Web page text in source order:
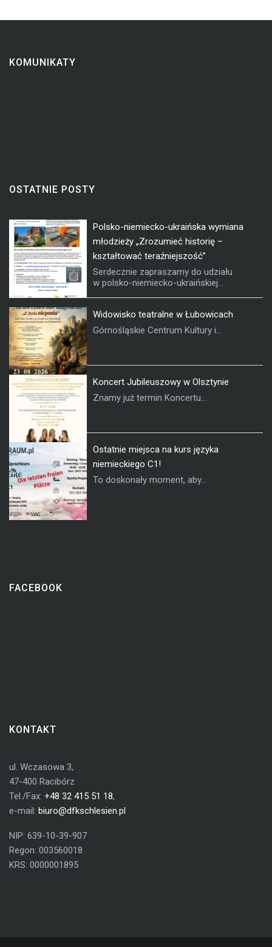
KOMUNIKATY
OSTATNIE POSTY
Polsko-niemiecko-ukraińska wymiana
młodzieży „Zrozumieć historię –
kształtować teraźniejszość”
Serdecznie zapraszamy do udziału
w polsko-niemiecko-ukraińskiej...
Widowisko teatralne w Łubowicach
Górnośląskie Centrum Kultury i...
Koncert Jubileuszowy w Olsztynie
Znamy już termin Koncertu...
Ostatnie miejsca na kurs języka
niemieckiego C1!
To doskonały moment, aby...
FACEBOOK
KONTAKT
ul. Wczasowa 3,
47-400 Racibórz
Tel./Fax: +48 32 415 51 18,
e-mail: biuro@dfkschlesien.pl
NIP: 639-10-39-907
Regon: 003560018
KRS: 0000001895